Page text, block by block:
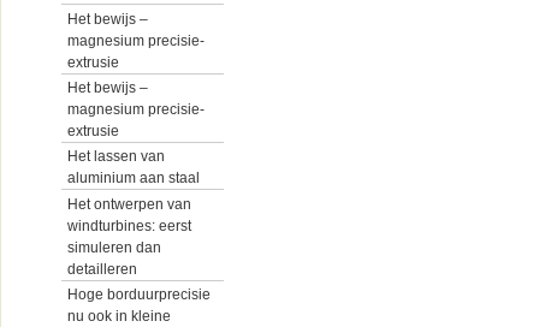
Het bewijs –
magnesium precisie-
extrusie
Het bewijs –
magnesium precisie-
extrusie
Het lassen van
aluminium aan staal
Het ontwerpen van
windturbines: eerst
simuleren dan
detailleren
Hoge borduurprecisie
nu ook in kleine